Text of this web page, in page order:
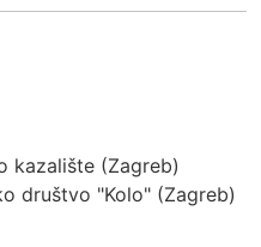
kazalište (Zagreb)
društvo "Kolo" (Zagreb)